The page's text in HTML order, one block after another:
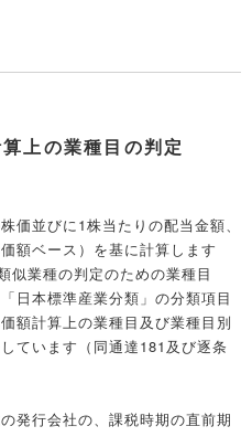
上の業種目の判定
価並びに1株当たりの配当金額、
額ベース）を基に計算します
似業種の判定のための業種目
日本標準産業分類」の分類項目
額計算上の業種目及び業種目別
ています（同通達181及び逐条
発行会社の、課税時期の直前期